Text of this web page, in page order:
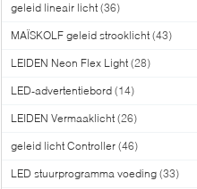
geleid lineair licht (36)
MAÏSKOLF geleid strooklicht (43)
LEIDEN Neon Flex Light (28)
LED-advertentiebord (14)
LEIDEN Vermaaklicht (26)
geleid licht Controller (46)
LED stuurprogramma voeding (33)